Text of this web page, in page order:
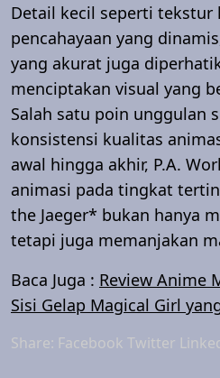
Detail kecil seperti tekstur
pencahayaan yang
yang akurat juga
menciptakan visual yang
Salah satu poin unggulan
konsistensi kualitas
awal hingga akhir, P.A.
animasi pada tingkat
the Jaeger* bukan hanya
tetapi juga memanjakan
Baca Juga : Review Anime
Sisi Gelap Magical Girl
Share: Facebook Twitter